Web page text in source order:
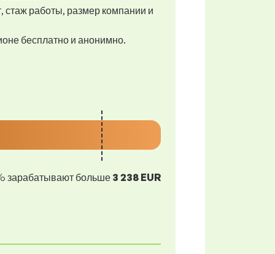
стаж работы, размер компании и
бесплатно и анонимно.
зарабатывают больше 3 238 EUR